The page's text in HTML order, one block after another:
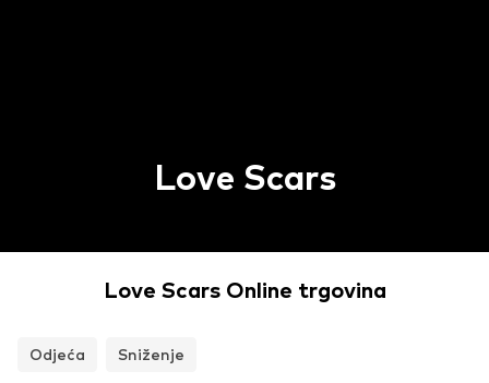
Love Scars
Love Scars Online trgovina
Odjeća Sniženje